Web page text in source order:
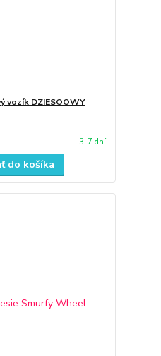
vozík DZIESOOWY
3-7 dní
do košíka